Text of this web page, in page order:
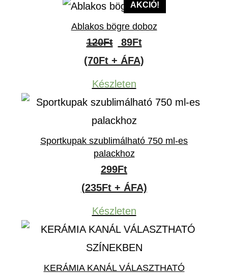
AKCIÓ!
Ablakos bögre doboz
120Ft
Original
price
was:
120Ft.
89FtCurrent
price
89Ft.
(70Ft + ÁFA)
Készleten
Sportkupak szublimálható 750 ml-es
palackhoz
299Ft
(235Ft + ÁFA)
Készleten
KERÁMIA KANÁL VÁLASZTHATÓ